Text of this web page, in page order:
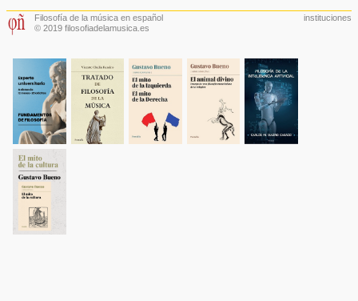
Filosofía de la música en español
© 2019 filosofiadelamusica.es
instituciones